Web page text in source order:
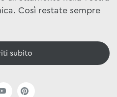
Così restate sempre
subito